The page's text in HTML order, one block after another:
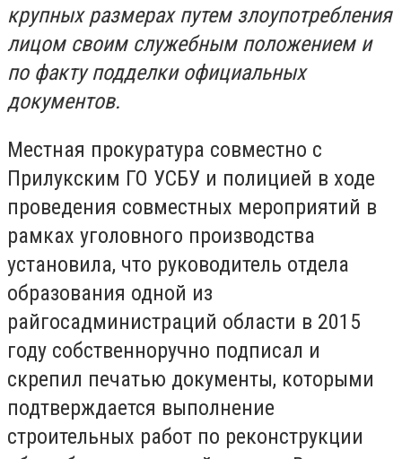
крупных размерах путем злоупотребления
лицом своим служебным положением и
по факту подделки официальных
документов.
Местная прокуратура совместно с
Прилукским ГО УСБУ и полицией в ходе
проведения совместных мероприятий в
рамках уголовного производства
установила, что руководитель отдела
образования одной из
райгосадминистраций области в 2015
году собственноручно подписал и
скрепил печатью документы, которыми
подтверждается выполнение
строительных работ по реконструкции